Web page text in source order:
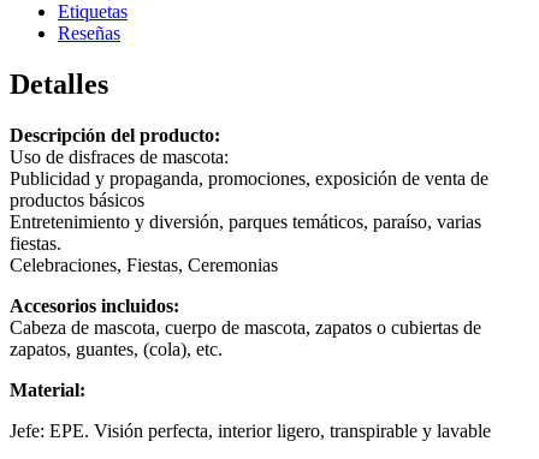
Etiquetas
Reseñas
Detalles
Descripción del producto:
Uso de disfraces de mascota:
Publicidad y propaganda, promociones, exposición de venta de
productos básicos
Entretenimiento y diversión, parques temáticos, paraíso, varias
fiestas.
Celebraciones, Fiestas, Ceremonias
Accesorios incluidos:
Cabeza de mascota, cuerpo de mascota, zapatos o cubiertas de
zapatos, guantes, (cola), etc.
Material:
Jefe: EPE. Visión perfecta, interior ligero, transpirable y lavable